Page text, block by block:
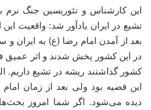
در این کشور پخش شدند و اثر عمیق
کشور گذاشتند ریشه در تشیع داریم.
این قضیه بود ولی بعد از زمان
دیده می‌شود. اگر شما امروز